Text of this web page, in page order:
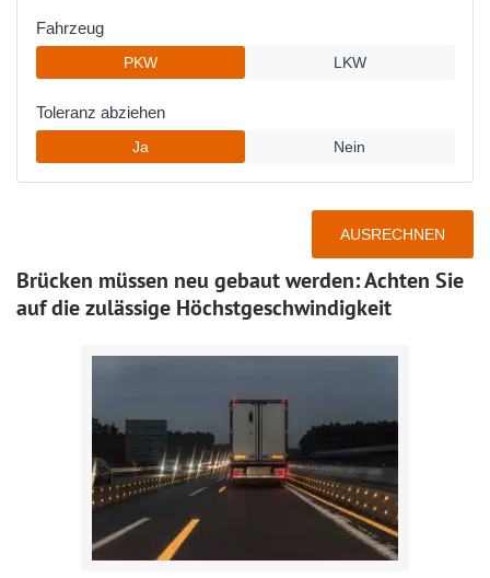
Brücken müssen neu gebaut werden: Achten Sie
auf die zulässige Höchstgeschwindigkeit